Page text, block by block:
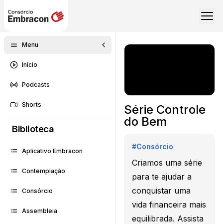
Menu
Início
Podcasts
Shorts
Biblioteca
Aplicativo Embracon
Contemplação
Consórcio
Assembleia
Série Controle
do Bem
#Consórcio
Criamos uma série
para te ajudar a
conquistar uma
vida financeira mais
equilibrada. Assista